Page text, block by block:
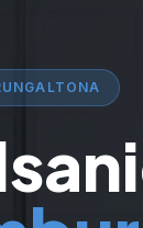
ALTONA